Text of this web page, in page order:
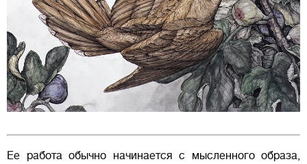
Ее работа обычно начинается с мысленного образа,